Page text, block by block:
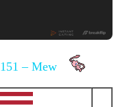
151 – Mew